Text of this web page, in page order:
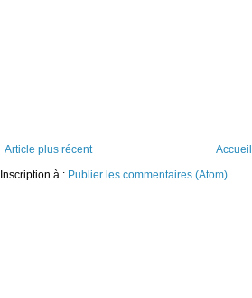
Article plus récent
Accueil
Inscription à : Publier les commentaires (Atom)